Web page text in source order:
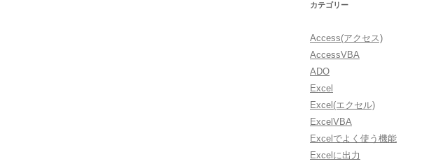
カテゴリー
Access(アクセス)
AccessVBA
ADO
Excel
Excel(エクセル)
ExcelVBA
Excelでよく使う機能
Excelに出力